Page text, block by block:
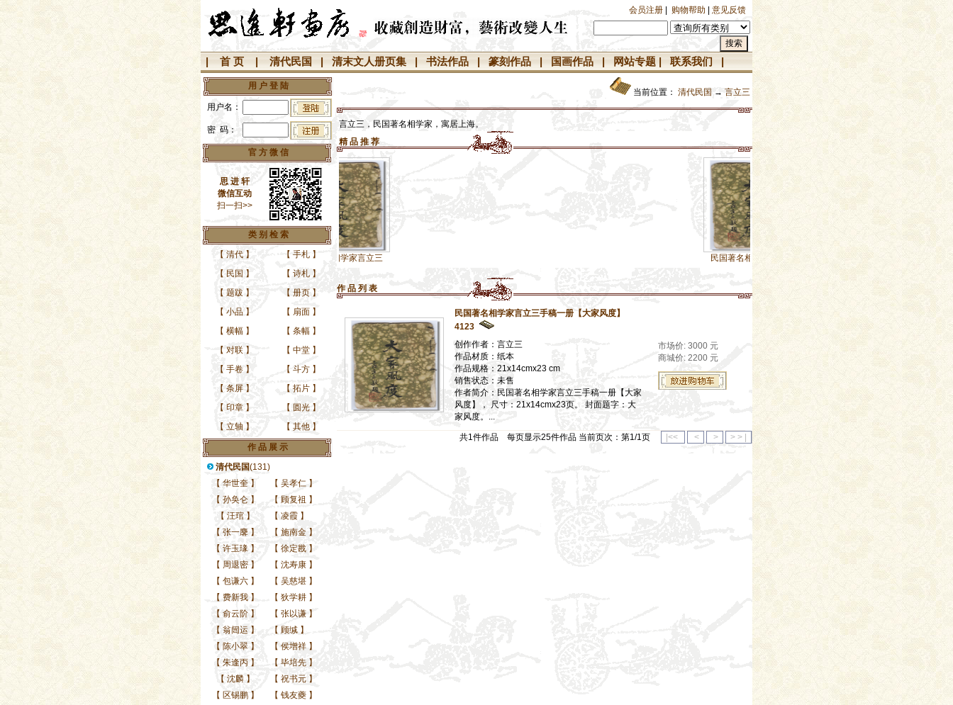
会员注册 购物帮助 意见反馈
首 页 清代民国 清末文人册页集 书法作品 篆刻作品 国画作品 网站专题 联系我们
用 户 登 陆
用户名：
密 码：
官 方 微 信
思 进 轩
微信互动
扫一扫>>
类 别 检 索
【 清代 】 【 手札 】
【 民国 】 【 诗札 】
【 题跋 】 【 册页 】
【 小品 】 【 扇面 】
【 横幅 】 【 条幅 】
【 对联 】 【 中堂 】
【 手卷 】 【 斗方 】
【 条屏 】 【 拓片 】
【 印章 】 【 圆光 】
【 立轴 】 【 其他 】
作 品 展 示
清代民国(131)
【 华世奎 】 【 吴孝仁 】
【 孙奂仑 】 【 顾复祖 】
【 汪琯 】 【 凌霞 】
【 张一麐 】 【 施南金 】
【 许玉瑑 】 【 徐定戡 】
【 周退密 】 【 沈寿康 】
【 包谦六 】 【 吴慈堪 】
【 费新我 】 【 狄学耕 】
【 俞云阶 】 【 张以谦 】
【 翁闿运 】 【 顾缄 】
【 陈小翠 】 【 侯增祥 】
【 朱逢丙 】 【 毕培先 】
【 沈麟 】 【 祝书元 】
【 区锡鹏 】 【 钱友夔 】
当前位置： 清代民国 → 言立三
言立三，民国著名相学家，寓居上海。
精 品 推 荐
民国著名相学家言立三 民国著名相学家言立三
作 品 列 表
民国著名相学家言立三手稿一册【大家风度】
4123
创作作者：言立三
作品材质：纸本
作品规格：21x14cmx23 cm
销售状态：未售
作者简介：民国著名相学家言立三手稿一册【大家
风度】， 尺寸：21x14cmx23页。 封面题字：大
家风度。...
市场价: 3000 元
商城价: 2200 元
共1件作品 每页显示25件作品 当前页次：第1/1页